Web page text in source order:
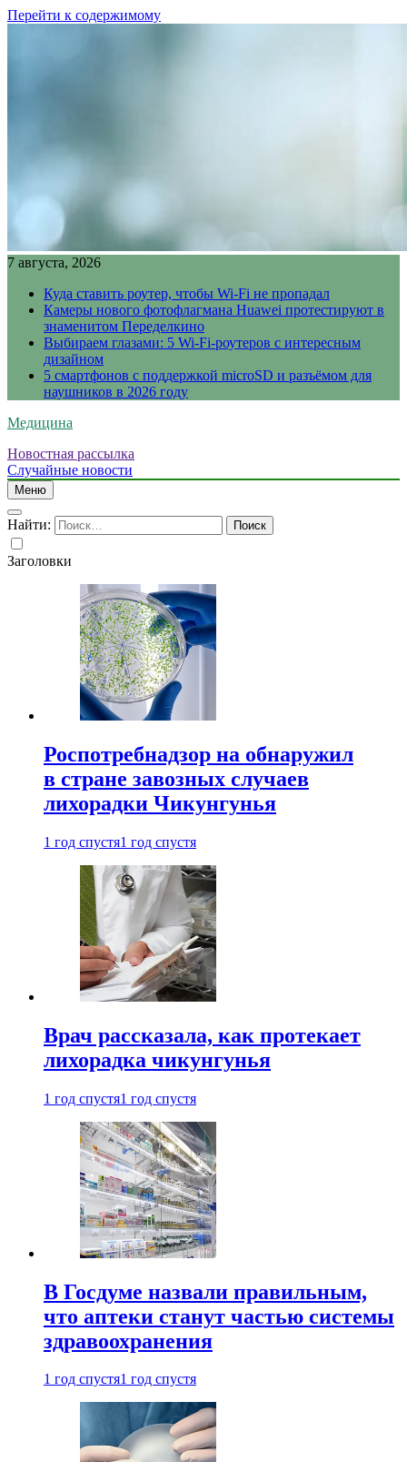
Перейти к содержимому
7 августа, 2026
Куда ставить роутер, чтобы Wi-Fi не пропадал
Камеры нового фотофлагмана Huawei протестируют в
знаменитом Переделкино
Выбираем глазами: 5 Wi-Fi-роутеров с интересным
дизайном
5 смартфонов с поддержкой microSD и разъёмом для
наушников в 2026 году
Медицина
Новостная рассылка
Случайные новости
Меню
Найти:
Заголовки
Роспотребнадзор на обнаружил
в стране завозных случаев
лихорадки Чикунгунья
1 год спустя1 год спустя
Врач рассказала, как протекает
лихорадка чикунгунья
1 год спустя1 год спустя
В Госдуме назвали правильным,
что аптеки станут частью системы
здравоохранения
1 год спустя1 год спустя